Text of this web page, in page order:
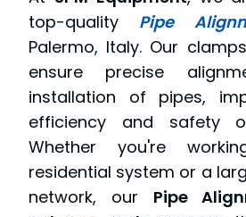
top-quality Pipe
Palermo, Italy. Our
ensure precise
installation of pipes,
efficiency and safety
Whether you're
residential system or a
network, our Pipe